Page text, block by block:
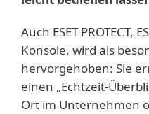
Auch ESET PROTECT,
Konsole, wird als
hervorgehoben: Sie
einen „Echtzeit-
Ort im Unternehmen